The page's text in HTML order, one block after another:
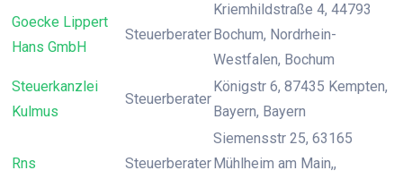
Goecke Lippert
Hans GmbH
Steuerberater
Kriemhildstraße 4, 44793
Bochum, Nordrhein-
Westfalen, Bochum
Steuerkanzlei
Kulmus
Steuerberater
Königstr 6, 87435 Kempten,
Bayern, Bayern
Rns Steuerberater
Siemensstr 25, 63165
Mühlheim am Main,,